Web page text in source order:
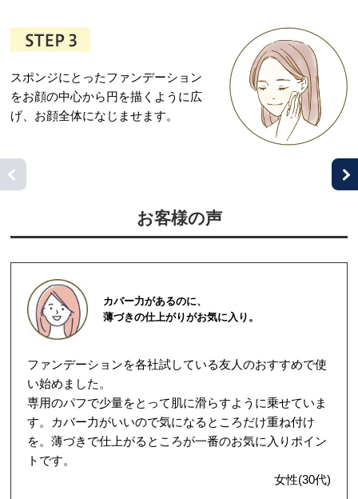
スポンジにとったファンデーション
をお顔の中心から円を描くように広
げ、お顔全体になじませます。
お客様の声
カバー力があるのに、
薄づきの仕上がりがお気に入り。
ファンデーションを各社試している友人のおすすめで使
い始めました。
専用のパフで少量をとって肌に滑らすように乗せていま
す。カバー力がいいので気になるところだけ重ね付け
を。薄づきで仕上がるところが一番のお気に入りポイン
トです。
女性(30代)